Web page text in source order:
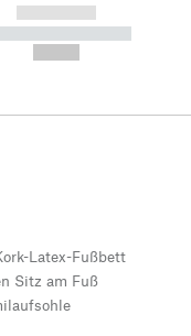
------------
-----------
Latex-Fußbett
Sitz am Fuß